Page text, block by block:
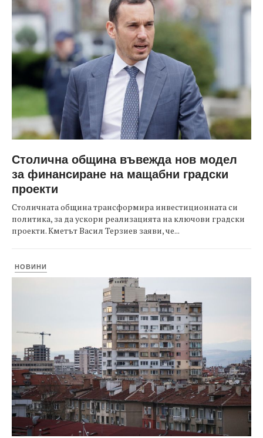
Столична община въвежда нов модел
за финансиране на мащабни градски
проекти
Столичната община трансформира инвестиционната си
политика, за да ускори реализацията на ключови градски
проекти. Кметът Васил Терзиев заяви, че...
НОВИНИ